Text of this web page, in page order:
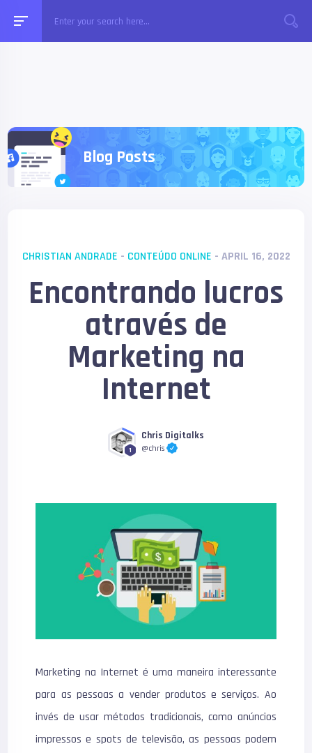
Blog Posts
CHRISTIAN ANDRADE - CONTEÚDO ONLINE - APRIL 16, 2022
Encontrando lucros
através de
Marketing na
Internet
1
Chris Digitalks
@chris
Marketing na Internet é uma maneira interessante
para as pessoas a vender produtos e serviços. Ao
invés de usar métodos tradicionais, como anúncios
impressos e spots de televisão, as pessoas podem